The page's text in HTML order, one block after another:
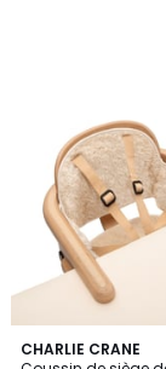
CHARLIE CRANE